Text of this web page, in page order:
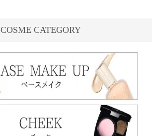
COSME CATEGORY